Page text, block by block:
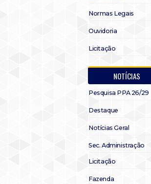
Normas Legais
Ouvidoria
Licitação
NOTÍCIAS
Pesquisa PPA 26/29
Destaque
Notícias Geral
Sec. Administração
Licitação
Fazenda